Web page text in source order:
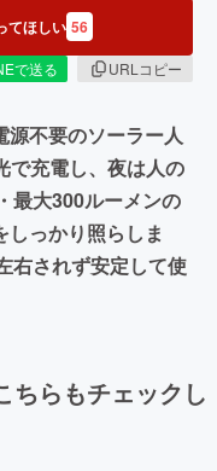
てほしい 56
で送る
URLコピー
不要のソーラー人
で充電し、夜は人の
最大300ルーメンの
っかり照らしま
右されず安定して使
ちらもチェックし